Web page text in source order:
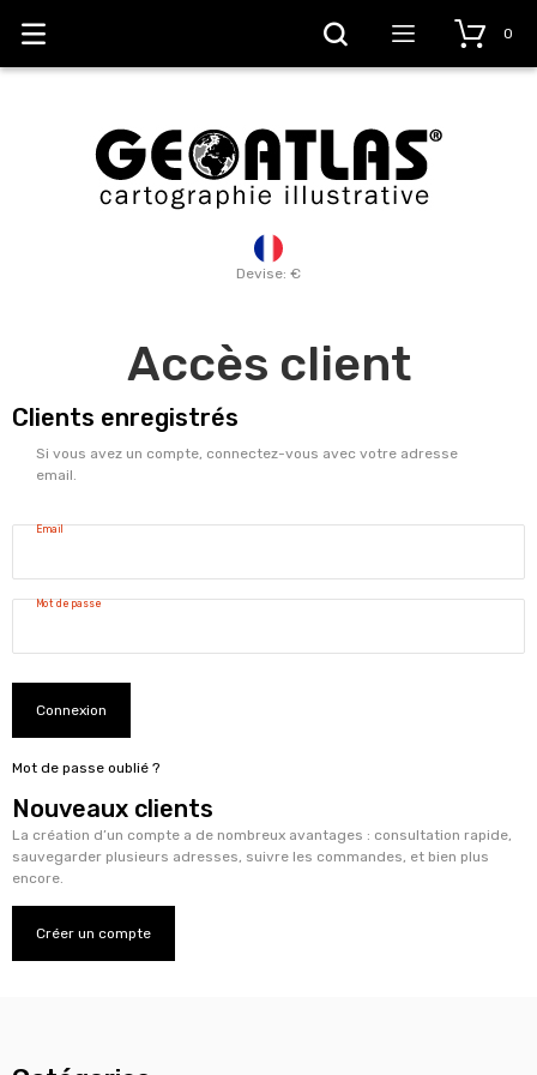
Devise: €
0
Accès client
Clients enregistrés
Si vous avez un compte, connectez-vous avec votre adresse
email.
Email
Mot de passe
Connexion
Mot de passe oublié ?
Nouveaux clients
La création d’un compte a de nombreux avantages : consultation rapide,
sauvegarder plusieurs adresses, suivre les commandes, et bien plus
encore.
Créer un compte